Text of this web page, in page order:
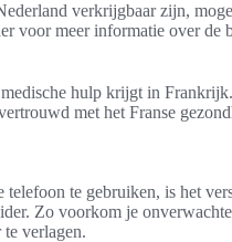
verkrijgbaar zijn,
voor meer informatie over de
hulp krijgt in
met het Franse
te gebruiken, is het
Zo voorkom je
verlagen.